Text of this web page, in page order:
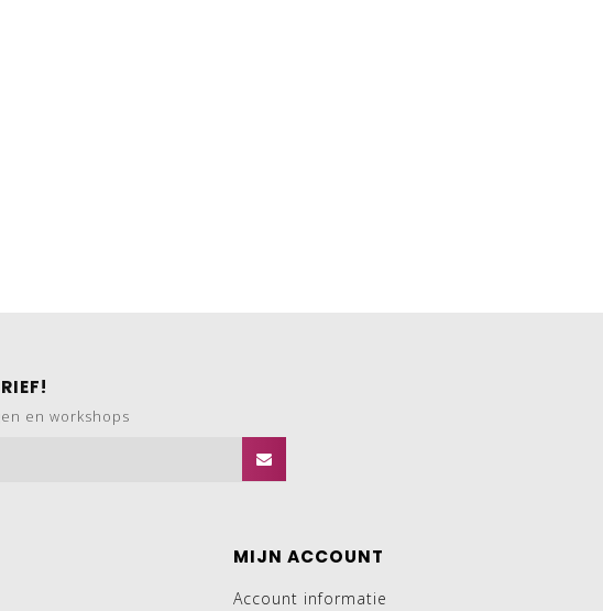
en workshops
MIJN ACCOUNT
Account informatie